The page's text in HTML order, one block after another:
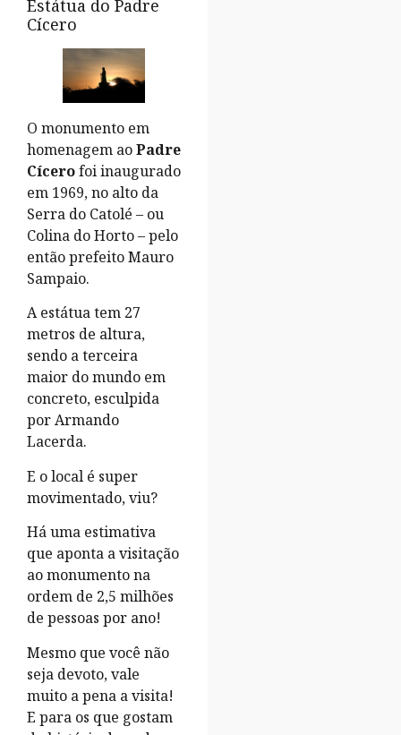
Estátua do Padre
Cícero
O monumento em
homenagem aoPadre
Cícerofoi inaugurado
em 1969, no alto da
Serra do Catolé – ou
Colina do Horto – pelo
então prefeito Mauro
Sampaio.
A estátua tem 27
metros de altura,
sendo a terceira
maior do mundo em
concreto, esculpida
por Armando
Lacerda.
E o local é super
movimentado, viu?
Há uma estimativa
que aponta a visitação
ao monumento na
ordem de 2,5 milhões
de pessoas por ano!
Mesmo que você não
seja devoto, vale
muito a pena a visita!
E para os que gostam